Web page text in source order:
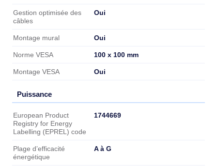
Gestion optimisée des
câbles
Oui
Montage mural Oui
Norme VESA 100 x 100 mm
Montage VESA Oui
Puissance
Puissance
European Product
Registry for Energy
Labelling (EPREL) code
1744669
Plage d’efficacité
énergétique
A à G